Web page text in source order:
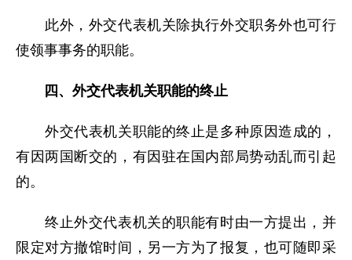
此外，外交代表机关除执行外交职务外也可行
使领事事务的职能。
四、外交代表机关职能的终止
外交代表机关职能的终止是多种原因造成的，
有因两国断交的，有因驻在国内部局势动乱而引起
的。
终止外交代表机关的职能有时由一方提出，并
限定对方撤馆时间，另一方为了报复，也可随即采